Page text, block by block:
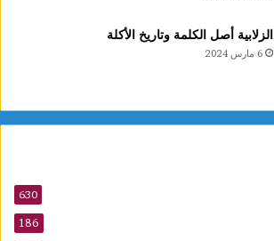
الزلابية أصل الكلمة وتاريخ الأكلة
6 مارس 2024
630
186